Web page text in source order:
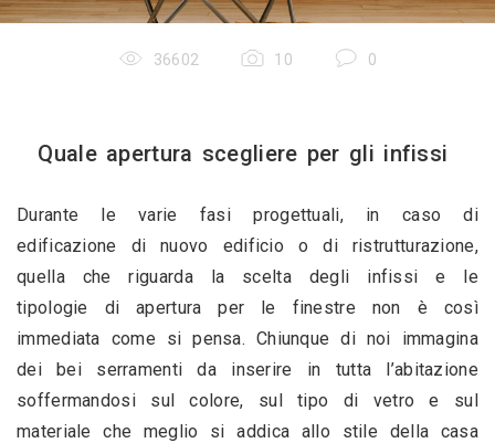
36602 10 0
Quale apertura scegliere per gli infissi
Durante le varie fasi progettuali, in caso di
edificazione di nuovo edificio o di ristrutturazione,
quella che riguarda la scelta degli infissi e le
tipologie di apertura per le finestre non è così
immediata come si pensa. Chiunque di noi immagina
dei bei serramenti da inserire in tutta l’abitazione
soffermandosi sul colore, sul tipo di vetro e sul
materiale che meglio si addica allo stile della casa